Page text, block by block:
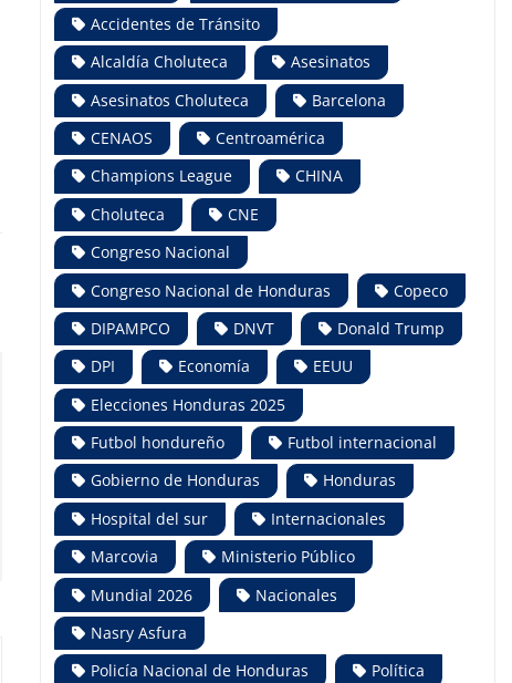
Accidentes de Tránsito
Alcaldía Choluteca
Asesinatos
Asesinatos Choluteca
Barcelona
CENAOS
Centroamérica
Champions League
CHINA
Choluteca
CNE
Congreso Nacional
Congreso Nacional de Honduras
Copeco
DIPAMPCO
DNVT
Donald Trump
DPI
Economía
EEUU
Elecciones Honduras 2025
Futbol hondureño
Futbol internacional
Gobierno de Honduras
Honduras
Hospital del sur
Internacionales
Marcovia
Ministerio Público
Mundial 2026
Nacionales
Nasry Asfura
Policía Nacional de Honduras
Política